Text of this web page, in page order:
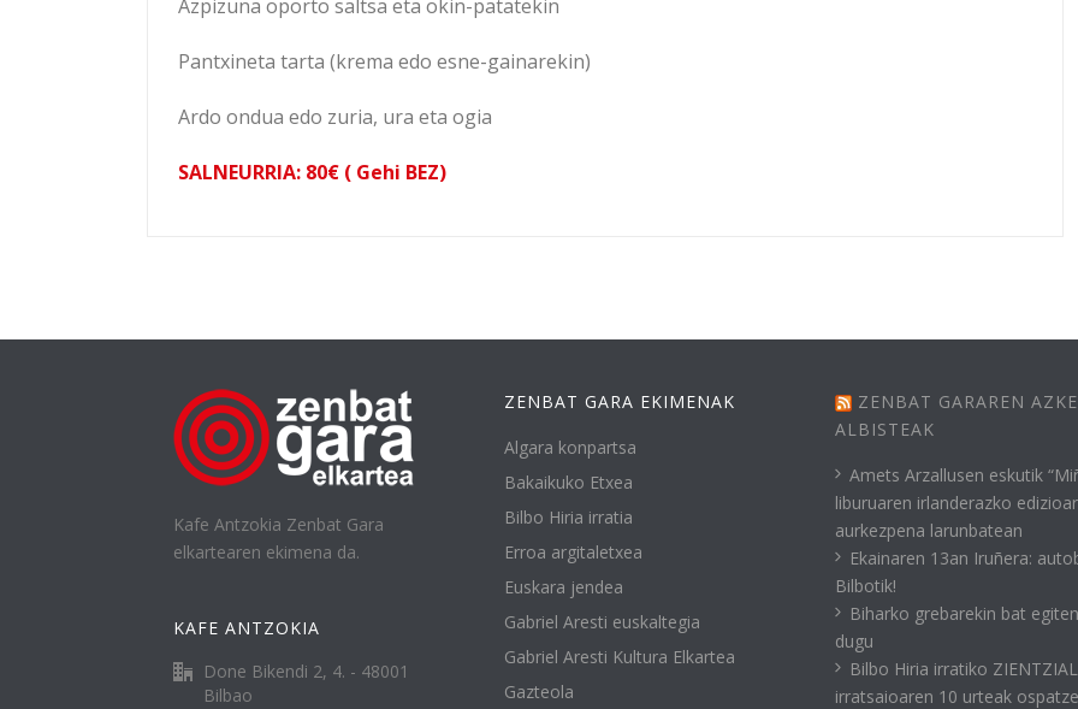
Azpizuna oporto saltsa eta okin-patatekin
Pantxineta tarta (krema edo esne-gainarekin)
Ardo ondua edo zuria, ura eta ogia
SALNEURRIA: 80€ ( Gehi BEZ)
Kafe Antzokia Zenbat Gara
elkartearen ekimena da.
KAFE ANTZOKIA
Done Bikendi 2, 4. - 48001
Bilbao
ZENBAT GARA EKIMENAK
Algara konpartsa
Bakaikuko Etxea
Bilbo Hiria irratia
Erroa argitaletxea
Euskara jendea
Gabriel Aresti euskaltegia
Gabriel Aresti Kultura Elkartea
Gazteola
ZENBAT GARAREN
ALBISTEAK
Amets Arzallusen eskutik
liburuaren irlanderazko
aurkezpena larunbatean
Ekainaren 13an Iruñera:
Bilbotik!
Biharko grebarekin bat egiten
dugu
Bilbo Hiria irratiko
irratsaioaren 10 urteak